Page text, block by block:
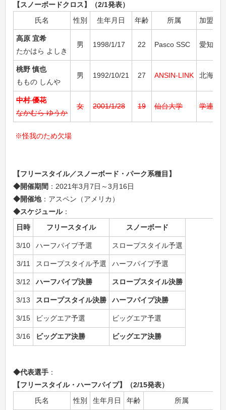
【スノーボードクロス】（2/1発表）
氏名
性別 生年月日 年齢 所属 加盟団
高原 宜希
たかはら よしき
男 1998/1/17 22 Pasco SSC 愛知県
桃野 慎也
ももの しんや
男 1992/10/21 27 ANSIN-LINK 北海道
中村 優花
なかむら ゆうか
女 2001/1/28 19 仙台大学 学連
※怪我のため欠場
【フリースタイル／スノーボード・パーク系種目】
◆開催期間 ：2021年3月7日～3月16日
◆開催地：アスペン（アメリカ）
◆スケジュール：
日時
フリースタイル スノーボード
3/10 ハーフパイプ予選 スロープスタイル予選
3/11 スロープスタイル予選 ハーフパイプ予選
3/12 ハーフパイプ決勝 スロープスタイル決勝
3/13 スロープスタイル決勝 ハーフパイプ決勝
3/15 ビッグエア予選 ビッグエア予選
3/16 ビッグエア決勝 ビッグエア決勝
◆代表選手 ：
【フリースタイル・ハーフパイプ】（2/15発表）
氏名
性別 生年月日 年齢 所属